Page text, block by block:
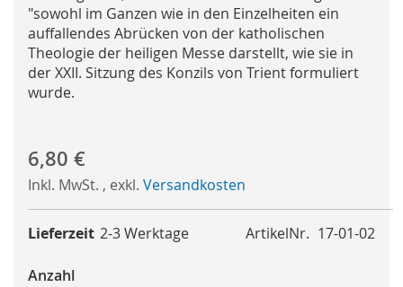
"sowohl im Ganzen wie in den Einzelheiten ein
auffallendes Abrücken von der katholischen
Theologie der heiligen Messe darstellt, wie sie in
der XXII. Sitzung des Konzils von Trient formuliert
wurde.
6,80 €
Inkl. MwSt. , exkl. Versandkosten
ArtikelNr. 17-01-02
Lieferzeit 2-3 Werktage
Anzahl